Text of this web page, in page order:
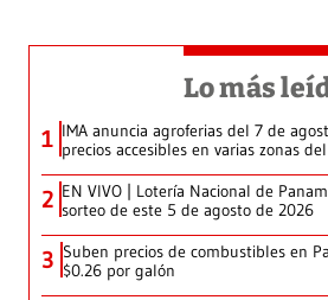
Lo más
1 IMA anuncia agroferias del 7 de
precios accesibles en varias zonas
2 EN VIVO | Lotería Nacional de
sorteo de este 5 de agosto de 2026
3 Suben precios de combustibles en
$0.26 por galón